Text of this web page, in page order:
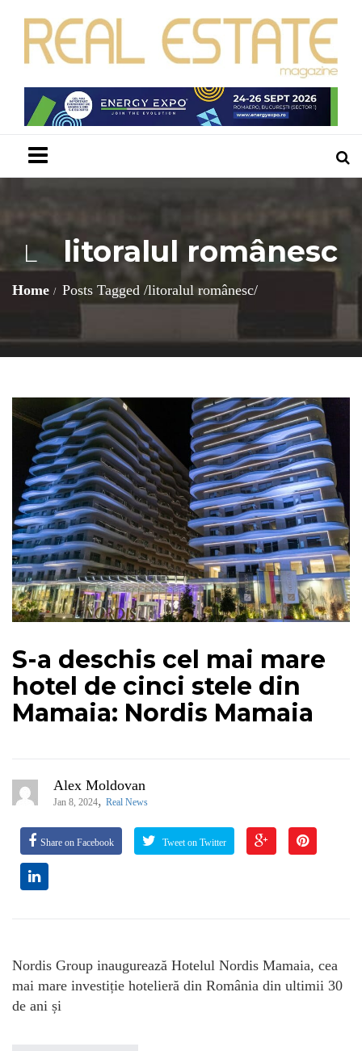
L litoralul românesc
Home Posts Tagged /litoralul românesc/
S-a deschis cel mai mare
hotel de cinci stele din
Mamaia: Nordis Mamaia
Alex Moldovan
Jan 8, 2024, Real News
Share on Facebook Tweet on Twitter
Nordis Group inaugurează Hotelul Nordis Mamaia, cea
mai mare investiție hotelieră din România din ultimii 30
de ani și